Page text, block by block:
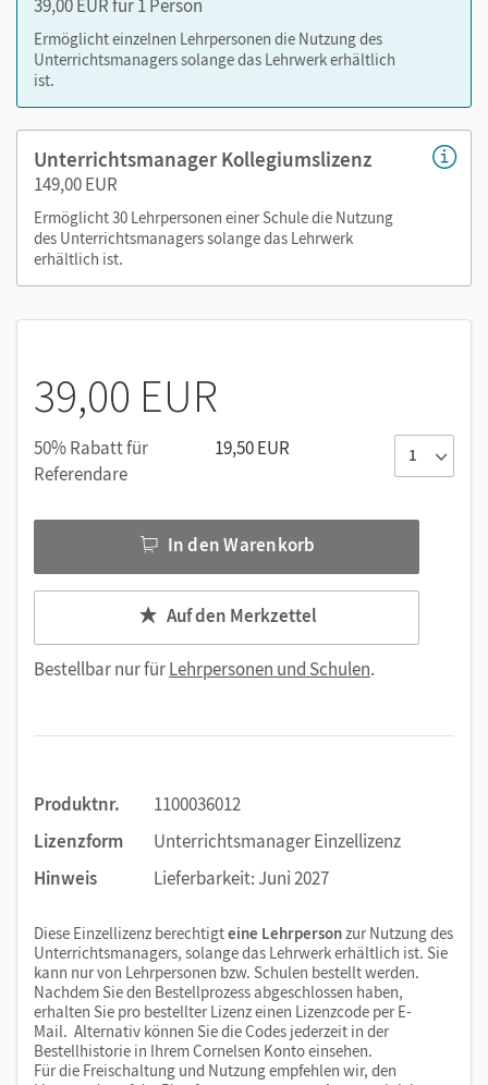
Nutzen Sie den Unterrichtsmanager auf lernen.cornelsen.de
oder über die Cornelsen Lernen App.
39,00 EUR für 1 Person
Ermöglicht einzelnen Lehrpersonen die Nutzung des
Unterrichtsmanagers solange das Lehrwerk erhältlich
ist.
Unterrichtsmanager Kollegiumslizenz
149,00 EUR
Ermöglicht 30 Lehrpersonen einer Schule die Nutzung
des Unterrichtsmanagers solange das Lehrwerk
erhältlich ist.
39,00 EUR
50% Rabatt für
Referendare
19,50 EUR
In den Warenkorb
Auf den Merkzettel
Bestellbar nur fürLehrpersonen und Schulen.
Produktnr.
1100036012
Lizenzform
Unterrichtsmanager Einzellizenz
Hinweis
Lieferbarkeit: Juni 2027
Diese Einzellizenz berechtigteine Lehrpersonzur Nutzung des
Unterrichtsmanagers, solange das Lehrwerk erhältlich ist. Sie
kann nur von Lehrpersonen bzw. Schulen bestellt werden.
Nachdem Sie den Bestellprozess abgeschlossen haben,
erhalten Sie pro bestellter Lizenz einen Lizenzcode per E-
Mail. Alternativ können Sie die Codes jederzeit in der
Bestellhistorie in Ihrem Cornelsen Konto einsehen.
Für die Freischaltung und Nutzung empfehlen wir, den